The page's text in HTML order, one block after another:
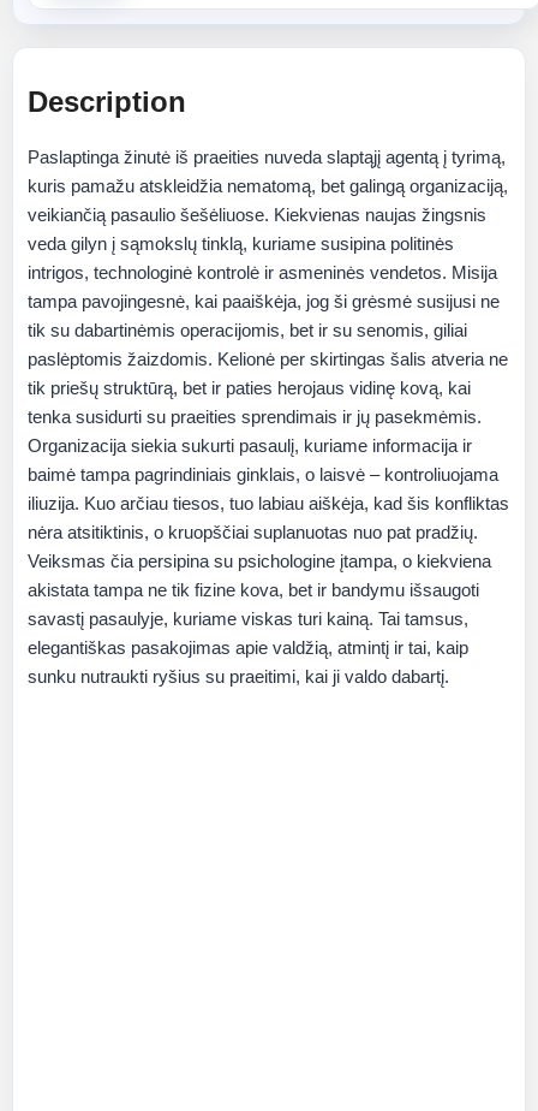
Description
Paslaptinga žinutė iš praeities nuveda slaptąjį agentą į tyrimą,
kuris pamažu atskleidžia nematomą, bet galingą organizaciją,
veikiančią pasaulio šešėliuose. Kiekvienas naujas žingsnis
veda gilyn į sąmokslų tinklą, kuriame susipina politinės
intrigos, technologinė kontrolė ir asmeninės vendetos. Misija
tampa pavojingesnė, kai paaiškėja, jog ši grėsmė susijusi ne
tik su dabartinėmis operacijomis, bet ir su senomis, giliai
paslėptomis žaizdomis. Kelionė per skirtingas šalis atveria ne
tik priešų struktūrą, bet ir paties herojaus vidinę kovą, kai
tenka susidurti su praeities sprendimais ir jų pasekmėmis.
Organizacija siekia sukurti pasaulį, kuriame informacija ir
baimė tampa pagrindiniais ginklais, o laisvė – kontroliuojama
iliuzija. Kuo arčiau tiesos, tuo labiau aiškėja, kad šis konfliktas
nėra atsitiktinis, o kruopščiai suplanuotas nuo pat pradžių.
Veiksmas čia persipina su psichologine įtampa, o kiekviena
akistata tampa ne tik fizine kova, bet ir bandymu išsaugoti
savastį pasaulyje, kuriame viskas turi kainą. Tai tamsus,
elegantiškas pasakojimas apie valdžią, atmintį ir tai, kaip
sunku nutraukti ryšius su praeitimi, kai ji valdo dabartį.